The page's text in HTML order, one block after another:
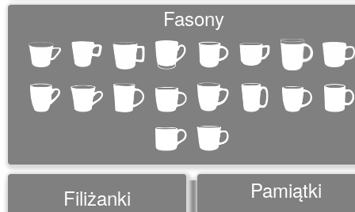
Fasony
Filiżanki Pamiątki